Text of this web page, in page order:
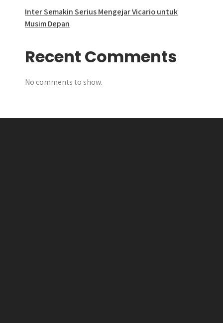
Inter Semakin Serius Mengejar Vicario untuk
Musim Depan
Recent Comments
No comments to show.